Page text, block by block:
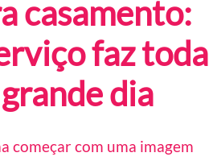
casamento:
faz toda
dia
começar com uma imagem